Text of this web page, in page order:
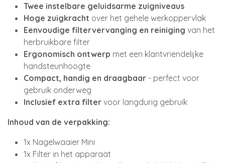
Twee instelbare geluidsarme zuigniveaus
Hoge zuigkracht over het gehele werkoppervlak
Eenvoudige filtervervanging en reiniging van het
herbruikbare filter
Ergonomisch ontwerp met een klantvriendelijke
handsteunhoogte
Compact, handig en draagbaar - perfect voor
gebruik onderweg
Inclusief extra filter voor langdurig gebruik
Inhoud van de verpakking:
1x Nagelwaaier Mini
1x Filter in het apparaat